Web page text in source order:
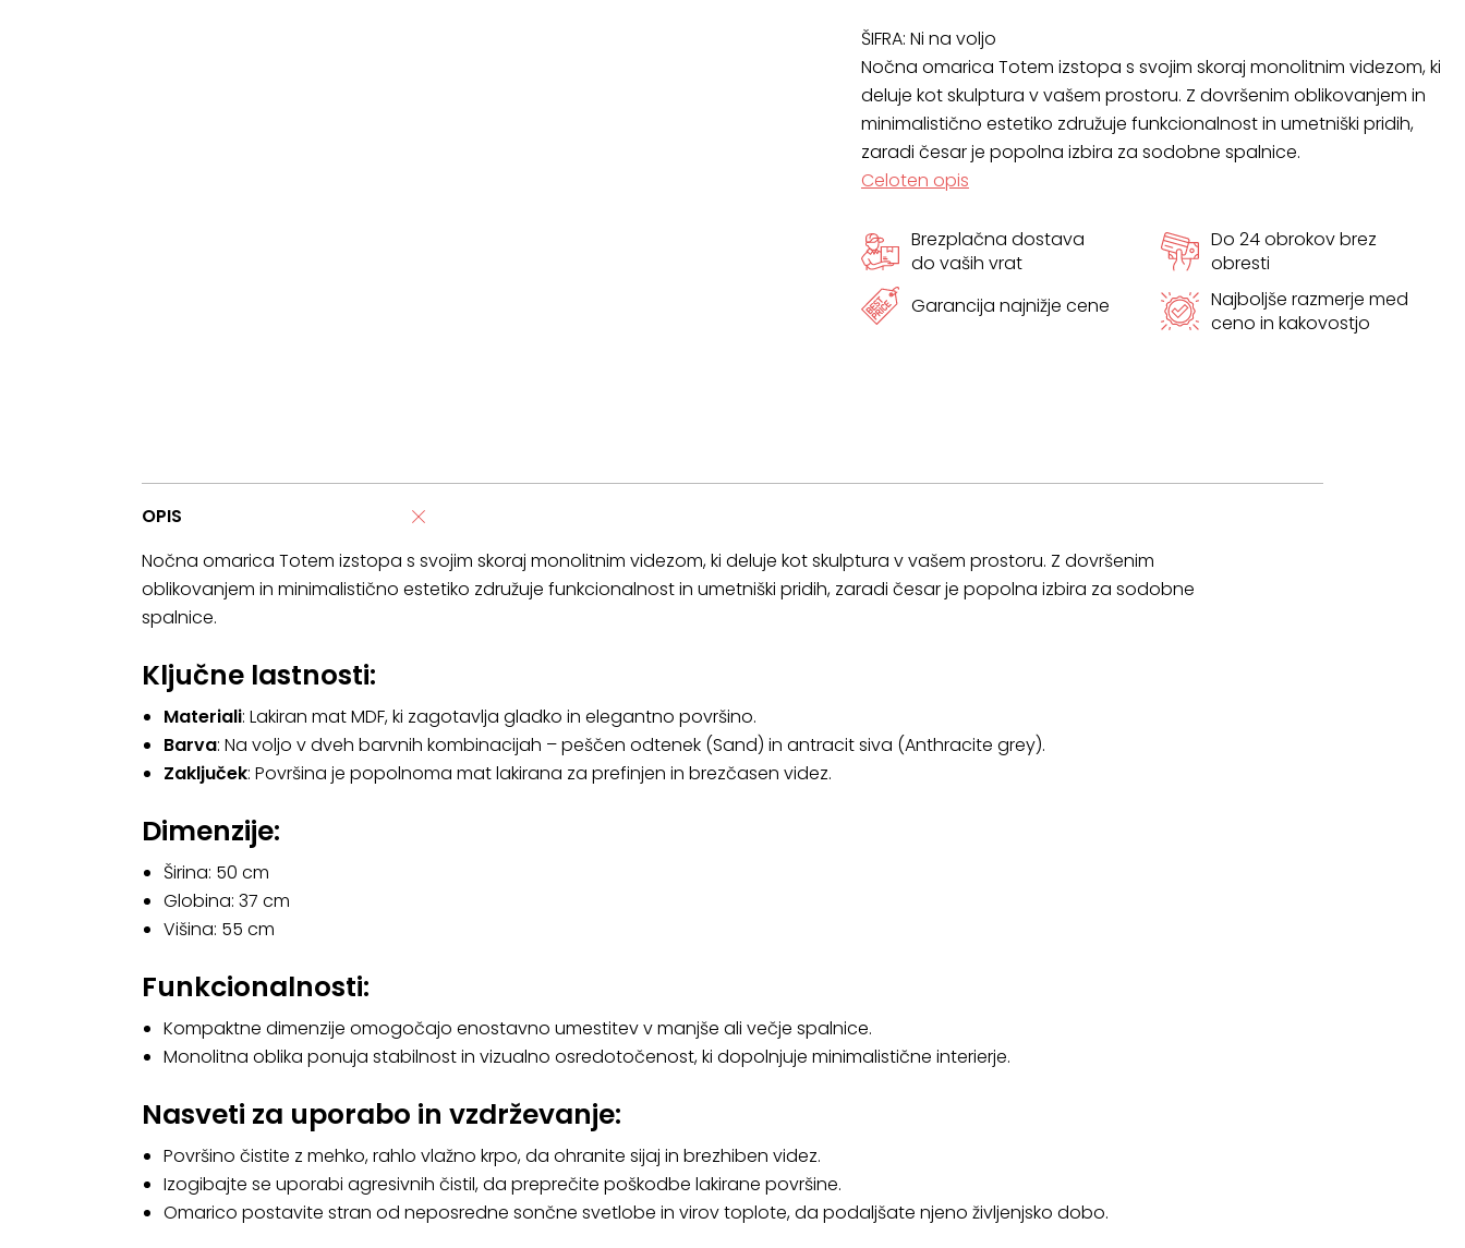
ŠIFRA: Ni na voljo
Nočna omarica Totem izstopa s svojim skoraj monolitnim videzom, ki
deluje kot skulptura v vašem prostoru. Z dovršenim oblikovanjem in
minimalistično estetiko združuje funkcionalnost in umetniški pridih,
zaradi česar je popolna izbira za sodobne spalnice.
Celoten opis
Brezplačna dostava
do vaših vrat
Do 24 obrokov brez
obresti
Garancija najnižje cene
Najboljše razmerje med
ceno in kakovostjo
OPIS
Nočna omarica Totem izstopa s svojim skoraj monolitnim videzom, ki deluje kot skulptura v vašem prostoru. Z dovršenim
oblikovanjem in minimalistično estetiko združuje funkcionalnost in umetniški pridih, zaradi česar je popolna izbira za sodobne
spalnice.
Ključne lastnosti:
Materiali: Lakiran mat MDF, ki zagotavlja gladko in elegantno površino.
Barva: Na voljo v dveh barvnih kombinacijah – peščen odtenek (Sand) in antracit siva (Anthracite grey).
Zaključek: Površina je popolnoma mat lakirana za prefinjen in brezčasen videz.
Dimenzije:
Širina: 50 cm
Globina: 37 cm
Višina: 55 cm
Funkcionalnosti:
Kompaktne dimenzije omogočajo enostavno umestitev v manjše ali večje spalnice.
Monolitna oblika ponuja stabilnost in vizualno osredotočenost, ki dopolnjuje minimalistične interierje.
Nasveti za uporabo in vzdrževanje:
Površino čistite z mehko, rahlo vlažno krpo, da ohranite sijaj in brezhiben videz.
Izogibajte se uporabi agresivnih čistil, da preprečite poškodbe lakirane površine.
Omarico postavite stran od neposredne sončne svetlobe in virov toplote, da podaljšate njeno življenjsko dobo.